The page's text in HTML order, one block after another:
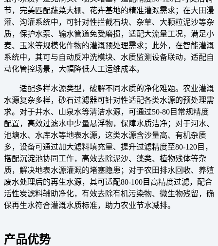
节，完美匹配蔬菜大棚、花卉基地的精准灌溉需求；在大田漫
灌、沟灌系统中，可针对性拦截石块、杂草、大颗粒泥沙等杂
质，保护水泵、输水管道免受磨损，适配大流量工况，满足小
麦、玉米等规模化作物的灌溉预处理需求；此外，在智能灌溉
系统中，其可与自动反冲洗模块、水质监测设备联动，适配自
动化管控场景，大幅降低人工运维成本。
适配多样水源类型，破解不同水质的净化难题。农业灌溉
水源复杂多样，砂石过滤器可针对性适配各类水源的预处理需
求。对于井水、山泉水等清洁水源，可通过50-80目常规精度
配置，高效过滤水中少量悬浮物，保障水质洁净；对于河水、
池塘水、水库水等地表水源，这类水源含沙量高、有机杂质
多，设备可通过加大滤料填充量、提升过滤精度至80-120目，
搭配沉淀池协同工作，高效去除泥沙、藻类、植物残体等杂
质，解决地表水源灌溉的堵塞隐患；对于农田排水回收、养殖
废水处理后的再生水源，其可适配80-100目高精度过滤，配合
活性炭滤料辅助净化，有效去除有机污染物、微生物残留，确
保再生水符合灌溉水质标准，助力农业节水减排。
产品优势